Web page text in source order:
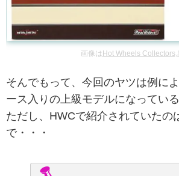
画像は Hot Wheels Collectors
そんでもって、今回のヤツは例に
ース入りの上級モデルになっている
ただし、HWCで紹介されていたの
で・・・